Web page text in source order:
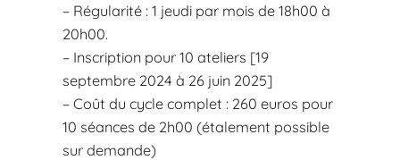
– Régularité : 1 jeudi par mois de 18h00 à
20h00.
– Inscription pour 10 ateliers [19
septembre 2024 à 26 juin 2025]
– Coût du cycle complet : 260 euros pour
10 séances de 2h00 (étalement possible
sur demande)